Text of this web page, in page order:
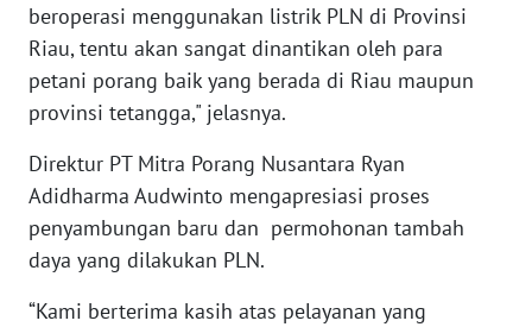
beroperasi menggunakan listrik PLN di Provinsi
Riau, tentu akan sangat dinantikan oleh para
petani porang baik yang berada di Riau maupun
provinsi tetangga," jelasnya.
Direktur PT Mitra Porang Nusantara Ryan
Adidharma Audwinto mengapresiasi proses
penyambungan baru dan permohonan tambah
daya yang dilakukan PLN.
“Kami berterima kasih atas pelayanan yang
WN
RIAU
WN
WN
SULTRA